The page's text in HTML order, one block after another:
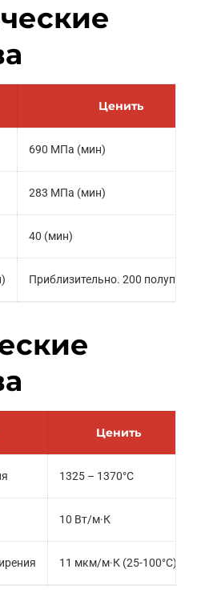
Ценить
690 МПа (мин)
283 МПа (мин)
40 (мин)
Приблизительно. 200
Ценить
1325 – 1370°С
10 Вт/м·К
11 мкм/м·К (25-100°С)